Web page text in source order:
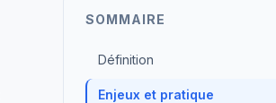
SOMMAIRE
Définition
Enjeux et pratique